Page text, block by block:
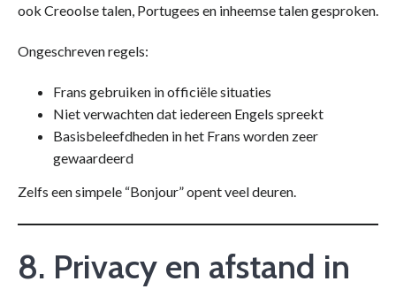
ook Creoolse talen, Portugees en inheemse talen gesproken.
Ongeschreven regels:
Frans gebruiken in officiële situaties
Niet verwachten dat iedereen Engels spreekt
Basisbeleefdheden in het Frans worden zeer
gewaardeerd
Zelfs een simpele “Bonjour” opent veel deuren.
8. Privacy en afstand in